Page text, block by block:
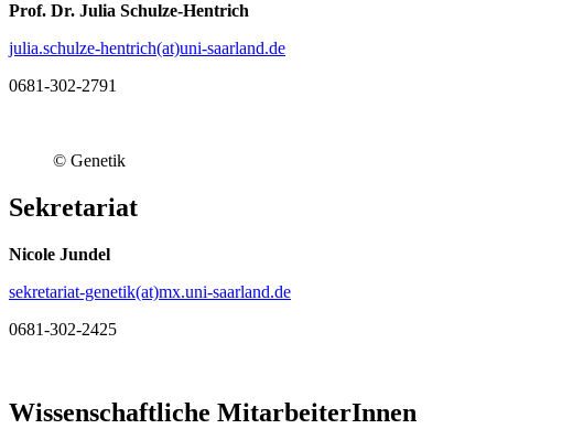
Prof. Dr. Julia Schulze-Hentrich
julia.schulze-hentrich(at)uni-saarland.de
0681-302-2791
© Genetik
Sekretariat
Nicole Jundel
sekretariat-genetik(at)mx.uni-saarland.de
0681-302-2425
Wissenschaftliche MitarbeiterInnen